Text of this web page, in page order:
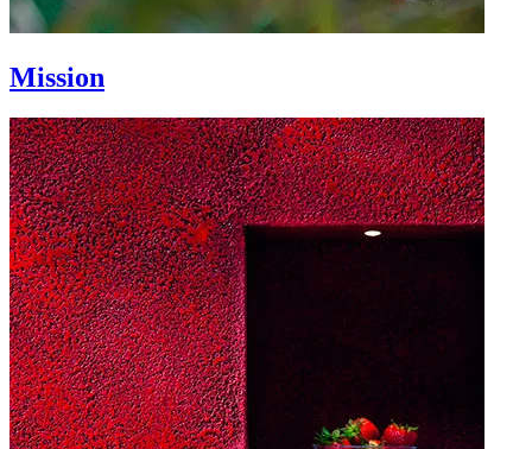
Mission